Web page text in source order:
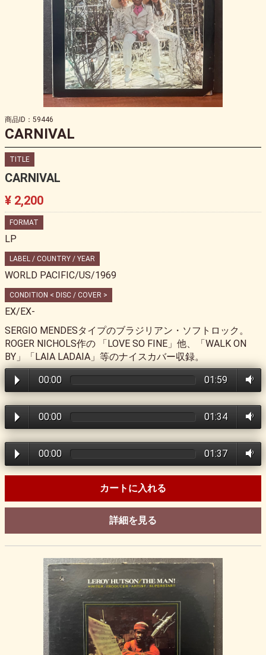
商品ID：59446
CARNIVAL
TITLE
CARNIVAL
¥ 2,200
FORMAT
LP
LABEL / COUNTRY / YEAR
WORLD PACIFIC/US/1969
CONDITION < DISC / COVER >
EX/EX-
SERGIO MENDESタイプのブラジリアン・ソフトロック。
ROGER NICHOLS作の 「LOVE SO FINE」他、「WALK ON
BY」「LAIA LADAIA」等のナイスカバー収録。
00:00 01:59
00:00 01:34
00:00 01:37
カートに入れる
詳細を見る